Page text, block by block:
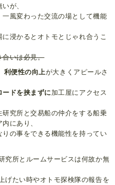
が、
風変わった交流の場として機能
浸かるとオトモとじゃれ合うこ
合いは必見。
利便性の向上が大きくアピールさ
ードを挟まずに加工屋にアクセス
究所と交易船の仲介をする船乗
にあり、
の事をできる機能性を持ってい
究所とルームサービスは何故か無
げたい時やオトモ探検隊の報告を